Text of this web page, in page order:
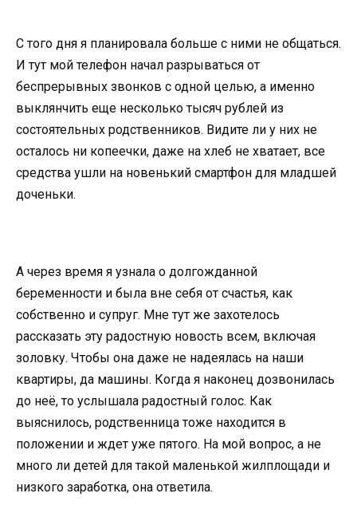
С того дня я планировала больше с ними не общаться.
И тут мой телефон начал разрываться от
беспрерывных звонков с одной целью, а именно
выклянчить еще несколько тысяч рублей из
состоятельных родственников. Видите ли у них не
осталось ни копеечки, даже на хлеб не хватает, все
средства ушли на новенький смартфон для младшей
доченьки.
А через время я узнала о долгожданной
беременности и была вне себя от счастья, как
собственно и супруг. Мне тут же захотелось
рассказать эту радостную новость всем, включая
золовку. Чтобы она даже не надеялась на наши
квартиры, да машины. Когда я наконец дозвонилась
до неё, то услышала радостный голос. Как
выяснилось, родственница тоже находится в
положении и ждет уже пятого. На мой вопрос, а не
много ли детей для такой маленькой жилплощади и
низкого заработка, она ответила.